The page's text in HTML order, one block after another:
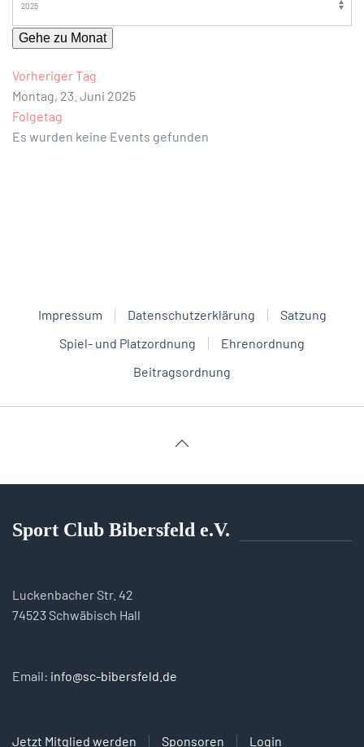
Gehe zu Monat
Vorheriger Tag
Montag, 23. Juni 2025
Folgetag
Es wurden keine Events gefunden
Impressum Datenschutzerklärung
Satzung
Spiel- und Platzordnung
Ehrenordnung
Beitragsordnung
Sport Club Bibersfeld e.V.
Luckenbacher Str. 42
74523 Schwäbisch Hall
Email: info@sc-bibersfeld.de
Jetzt Mitglied werden Sponsoren Login